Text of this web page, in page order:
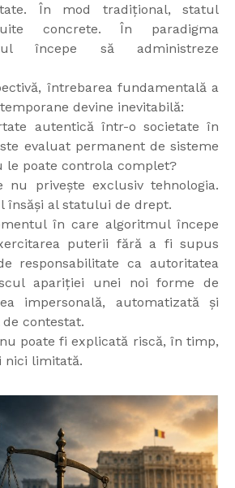
În mod tradițional, statul
concrete. În paradigma
începe să administreze
întrebarea fundamentală a
devine inevitabilă:
autentică într-o societate în
evaluat permanent de sisteme
le poate controla complet?
nu privește exclusiv tehnologia.
însăși al statului de drept.
în care algoritmul începe
puterii fără a fi supus
responsabilitate ca autoritatea
apariției unei noi forme de
impersonală, automatizată și
contestat.
poate fi explicată riscă, în timp,
nici limitată.